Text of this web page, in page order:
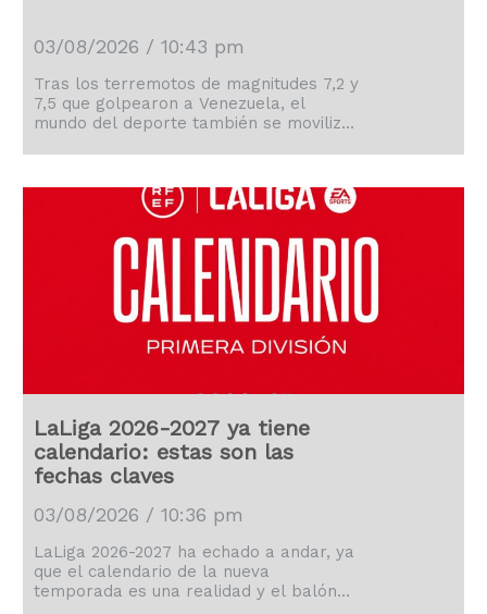
03/08/2026 / 10:43 pm
Tras los terremotos de magnitudes 7,2 y
7,5 que golpearon a Venezuela, el
mundo del deporte también se movilizó
LaLiga 2026-2027 ya tiene
calendario: estas son las
fechas claves
03/08/2026 / 10:36 pm
LaLiga 2026-2027 ha echado a andar, ya
que el calendario de la nueva
temporada es una realidad y el balón